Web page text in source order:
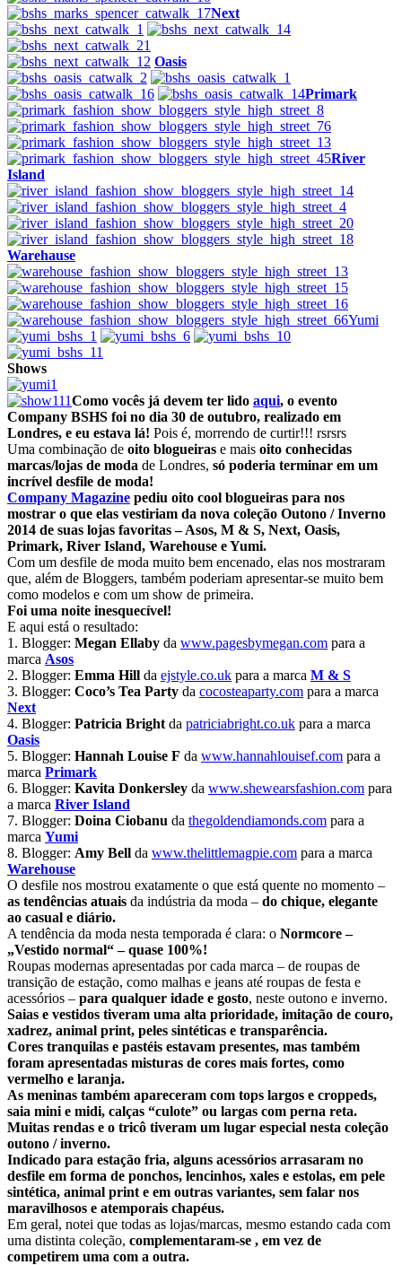
Next
Oasis
Primark
River
Island
Warehause
Yumi
Shows
Como vocês já devem ter lido aqui, o evento
Company BSHS foi no dia 30 de outubro, realizado em
Londres, e eu estava lá! Pois é, morrendo de curtir!!! rsrsrs
Uma combinação de oito blogueiras e mais oito conhecidas
marcas/lojas de moda de Londres, só poderia terminar em um
incrível desfile de moda!
Company Magazine pediu oito cool blogueiras para nos
mostrar o que elas vestiriam da nova coleção Outono / Inverno
2014 de suas lojas favoritas – Asos, M & S, Next, Oasis,
Primark, River Island, Warehouse e Yumi.
Com um desfile de moda muito bem encenado, elas nos mostraram
que, além de Bloggers, também poderiam apresentar-se muito bem
como modelos e com um show de primeira.
Foi uma noite inesquecível!
E aqui está o resultado:
1. Blogger: Megan Ellaby da www.pagesbymegan.com para a
marca Asos
2. Blogger: Emma Hill da ejstyle.co.uk para a marca M & S
3. Blogger: Coco’s Tea Party da cocosteaparty.com para a marca
Next
4. Blogger: Patricia Bright da patriciabright.co.uk para a marca
Oasis
5. Blogger: Hannah Louise F da www.hannahlouisef.com para a
marca Primark
6. Blogger: Kavita Donkersley da www.shewearsfashion.com para
a marca River Island
7. Blogger: Doina Ciobanu da thegoldendiamonds.com para a
marca Yumi
8. Blogger: Amy Bell da www.thelittlemagpie.com para a marca
Warehouse
O desfile nos mostrou exatamente o que está quente no momento –
as tendências atuais da indústria da moda – do chique, elegante
ao casual e diário.
A tendência da moda nesta temporada é clara: o Normcore –
„Vestido normal“ – quase 100%!
Roupas modernas apresentadas por cada marca – de roupas de
transição de estação, como malhas e jeans até roupas de festa e
acessórios – para qualquer idade e gosto, neste outono e inverno.
Saias e vestidos tiveram uma alta prioridade, imitação de couro,
xadrez, animal print, peles sintéticas e transparência.
Cores tranquilas e pastéis estavam presentes, mas também
foram apresentadas misturas de cores mais fortes, como
vermelho e laranja.
As meninas também apareceram com tops largos e croppeds,
saia mini e midi, calças “culote” ou largas com perna reta.
Muitas rendas e o tricô tiveram um lugar especial nesta coleção
outono / inverno.
Indicado para estação fria, alguns acessórios arrasaram no
desfile em forma de ponchos, lencinhos, xales e estolas, em pele
sintética, animal print e em outras variantes, sem falar nos
maravilhosos e atemporais chapéus.
Em geral, notei que todas as lojas/marcas, mesmo estando cada com
uma distinta coleção, complementaram-se , em vez de
competirem uma com a outra.